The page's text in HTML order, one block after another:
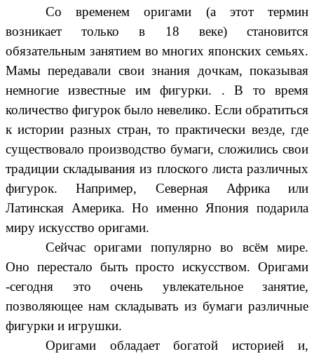
Со временем оригами (а этот термин
возникает только в 18 веке) становится
обязательным занятием во многих японских семьях.
Мамы передавали свои знания дочкам, показывая
немногие известные им фигурки. . В то время
количество фигурок было невелико. Если обратиться
к истории разных стран, то практически везде, где
существовало производство бумаги, сложились свои
традиции складывания из плоского листа различных
фигурок. Например, Северная Африка или
Латинская Америка. Но именно Япония подарила
миру искусство оригами.
Сейчас оригами популярно во всём мире.
Оно перестало быть просто искусством. Оригами
-сегодня это очень увлекательное занятие,
позволяющее нам складывать из бумаги различные
фигурки и игрушки.
Оригами обладает богатой историей и,